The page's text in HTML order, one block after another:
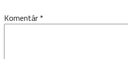
Komentár *